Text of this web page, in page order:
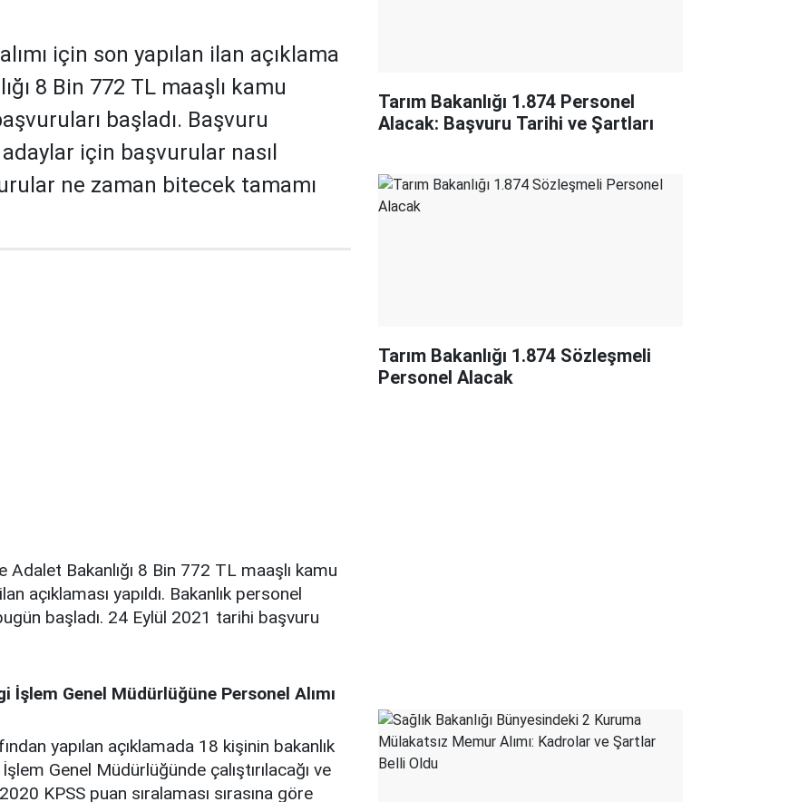
için son yapılan ilan açıklama
8 Bin 772 TL maaşlı kamu
başladı. Başvuru
adaylar için başvurular nasıl
ne zaman bitecek tamamı
Bakanlığı 8 Bin 772 TL maaşlı kamu
açıklaması yapıldı. Bakanlık personel
başladı. 24 Eylül 2021 tarihi başvuru
İşlem Genel Müdürlüğüne Personel Alımı
yapılan açıklamada 18 kişinin bakanlık
Genel Müdürlüğünde çalıştırılacağı ve
KPSS puan sıralaması sırasına göre
Tarım Bakanlığı 1.874 Personel
Alacak: Başvuru Tarihi ve Şartları
Tarım Bakanlığı 1.874 Sözleşmeli
Personel Alacak